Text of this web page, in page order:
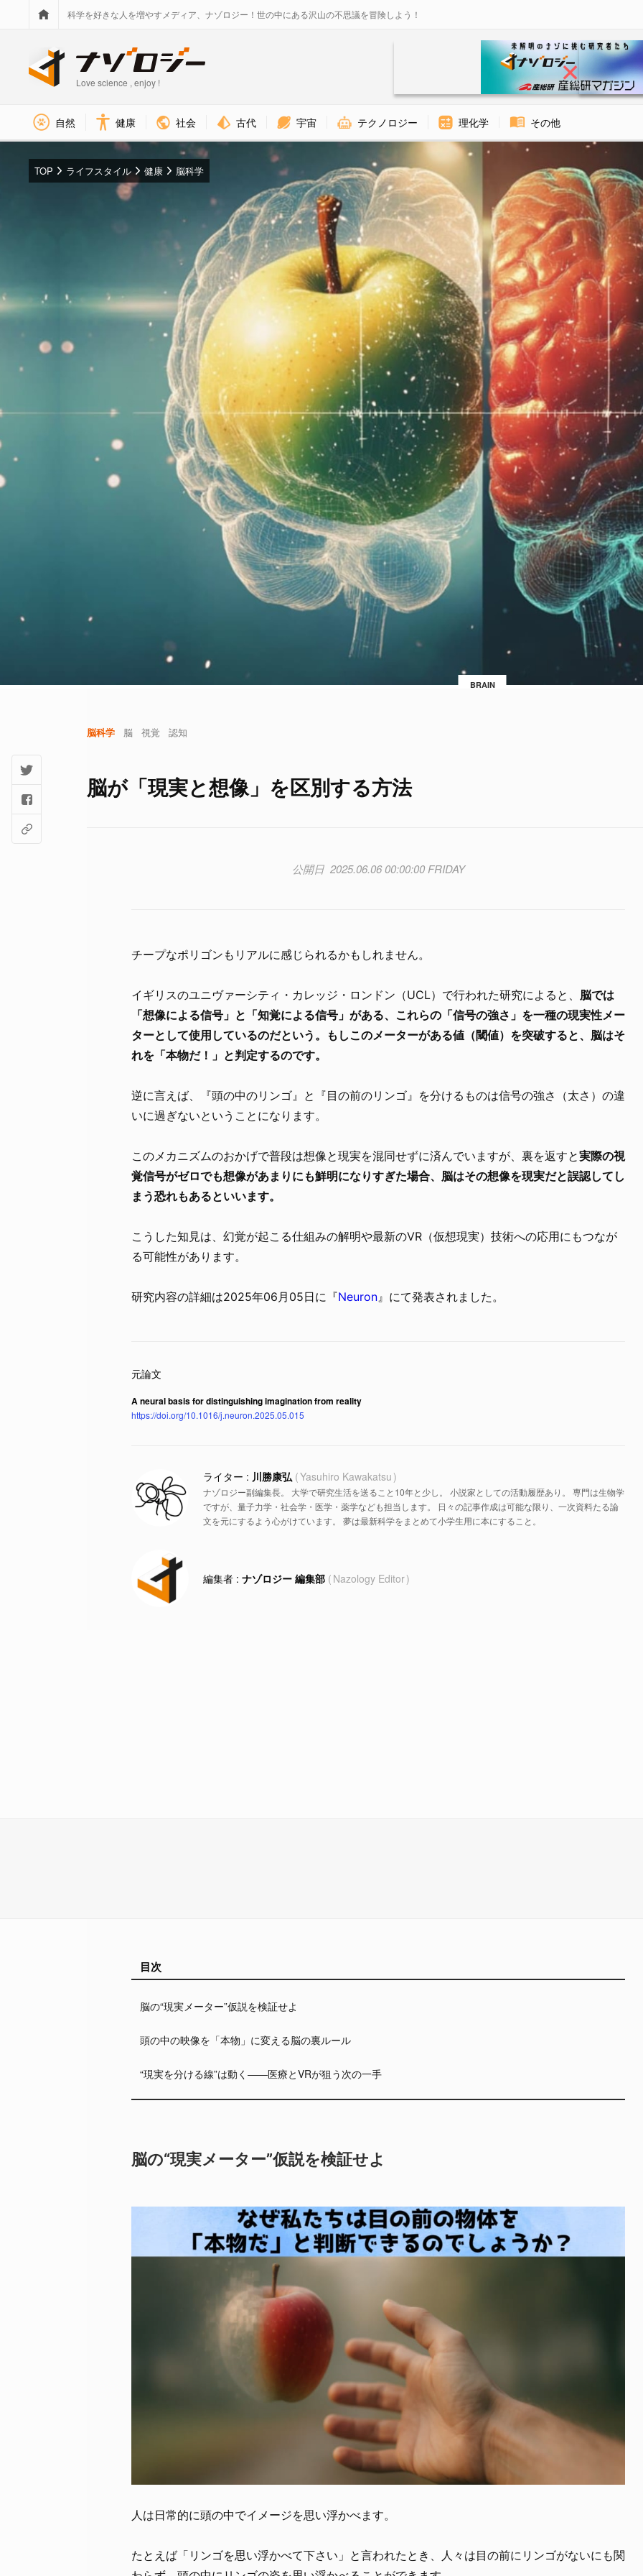
科学を好きな人を増やすメディア、ナゾロジー！世の中にある沢山の不思議を冒険しよう！
Love science , enjoy !
自然 健康 社会 古代 宇宙 テクノロジー 理化学 その他
BRAIN
TOP ライフスタイル 健康 脳科学
脳科学 脳 視覚 認知
脳が「現実と想像」を区別する方法
2025.06.06 00:00:00 FRIDAY
チープなポリゴンもリアルに感じられるかもしれません。
イギリスのユニヴァーシティ・カレッジ・ロンドン（UCL）で行われた研究によると、 脳では
「想像による信号」と「知覚による信号」がある、これらの「信号の強さ」を一種の現実性メー
ターとして使用しているのだという。もしこのメーターがある値（閾値）を突破すると、脳はそ
れを「本物だ！」と判定するのです。
逆に言えば、『頭の中のリンゴ』と『目の前のリンゴ』を分けるものは信号の強さ（太さ）の違
いに過ぎないということになります。
このメカニズムのおかげで普段は想像と現実を混同せずに済んでいますが、裏を返すと実際の視
覚信号がゼロでも想像があまりにも鮮明になりすぎた場合、脳はその想像を現実だと誤認してし
まう恐れもあるといいます。
こうした知見は、幻覚が起こる仕組みの解明や最新のVR（仮想現実）技術への応用にもつなが
る可能性があります。
研究内容の詳細は2025年06月05日に『Neuron 』にて発表されました。
A neural basis for distinguishing imagination from reality
https://doi.org/10.1016/j.neuron.2025.05.015
川勝康弘 Yasuhiro Kawakatsu
ナゾロジー副編集長。 大学で研究生活を送ること10年と少し。 小説家としての活動履歴あり。 専門は生物学
ですが、量子力学・社会学・医学・薬学なども担当します。 日々の記事作成は可能な限り、一次資料たる論
文を元にするよう心がけています。 夢は最新科学をまとめて小学生用に本にすること。
ナゾロジー 編集部 Nazology Editor
目次
脳の“現実メーター”仮説を検証せよ
頭の中の映像を「本物」に変える脳の裏ルール
“現実を分ける線”は動く――医療とVRが狙う次の一手
脳の“現実メーター”仮説を検証せよ
人は日常的に頭の中でイメージを思い浮かべます。
たとえば「リンゴを思い浮かべて下さい」と言われたとき、人々は目の前にリンゴがないにも関